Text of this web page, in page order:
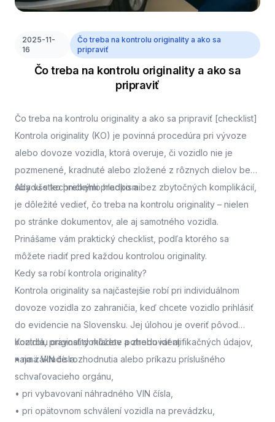
2025-11-
16
Čo treba na kontrolu originality a ako sa
pripraviť
Čo treba na kontrolu originality a ako sa
pripraviť
Čo treba na kontrolu originality a ako sa pripraviť [checklist]
Kontrola originality (KO) je povinná procedúra pri vývoze
alebo dovoze vozidla, ktorá overuje, či vozidlo nie je
pozmenené, kradnuté alebo zložené z rôznych dielov bez
súladu s technickými predpismi.
Aby všetko prebehlo hladko a bez zbytočných komplikácií,
je dôležité vedieť, čo treba na kontrolu originality – nielen
po stránke dokumentov, ale aj samotného vozidla.
Prinášame vám praktický checklist, podľa ktorého sa
môžete riadiť pred každou kontrolou originality.
Kedy sa robí kontrola originality?
Kontrola originality sa najčastejšie robí pri individuálnom
dovoze vozidla zo zahraničia, keď chcete vozidlo prihlásiť
do evidencie na Slovensku. Jej úlohou je overiť pôvod
vozidla, pravosť dokladov a zhodu identifikačných údajov,
najmä VIN čísla.
Kontrolu originality môžete potrebovať aj:
• na základe rozhodnutia alebo príkazu príslušného
schvaľovacieho orgánu,
• pri vybavovaní náhradného VIN čísla,
• pri opätovnom schválení vozidla na prevádzku,